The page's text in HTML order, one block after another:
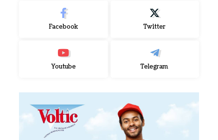
Facebook Twitter
Youtube Telegram